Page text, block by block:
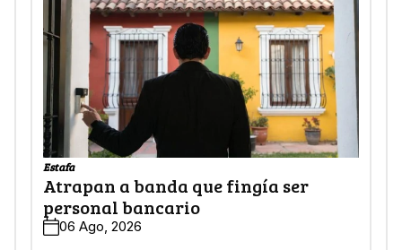
Estafa
Atrapan a banda que fingía ser
personal bancario
06 Ago, 2026